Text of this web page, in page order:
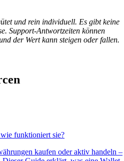
und rein individuell. Es gibt keine
Support-Antwortzeiten können
der Wert kann steigen oder fallen.
funktioniert sie?
kaufen oder aktiv handeln –